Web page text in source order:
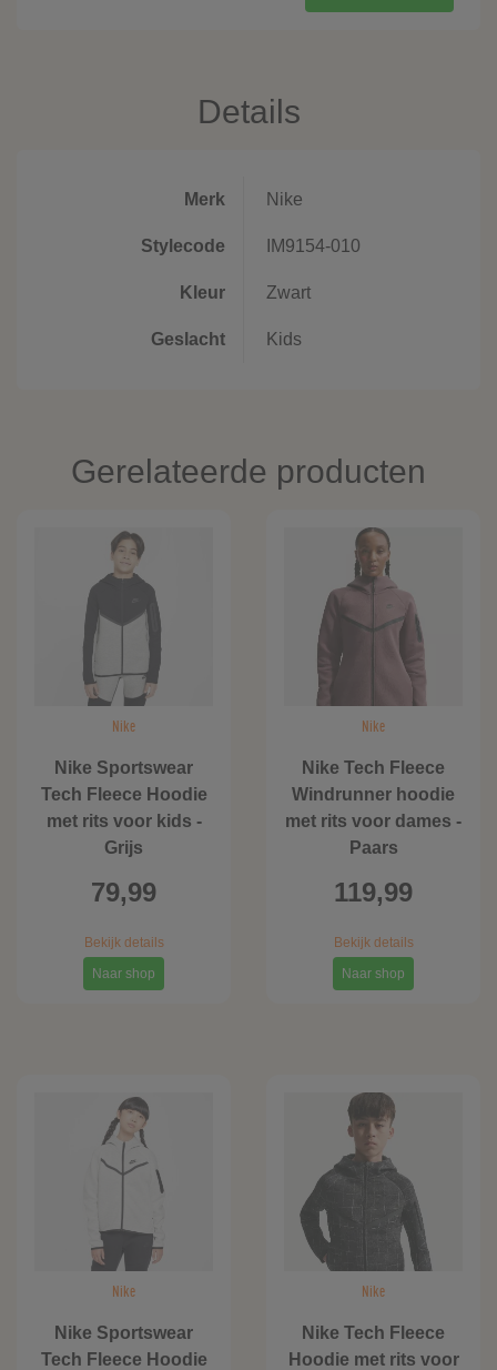
Details
Merk Nike
Stylecode IM9154-010
Kleur Zwart
Geslacht Kids
Gerelateerde producten
Nike
Nike Sportswear
Tech Fleece Hoodie
met rits voor kids -
Grijs
79,99
Bekijk details
Naar shop
Nike
Nike Tech Fleece
Windrunner hoodie
met rits voor dames -
Paars
119,99
Bekijk details
Naar shop
Nike
Nike Sportswear
Tech Fleece Hoodie
Nike
Nike Tech Fleece
Hoodie met rits voor